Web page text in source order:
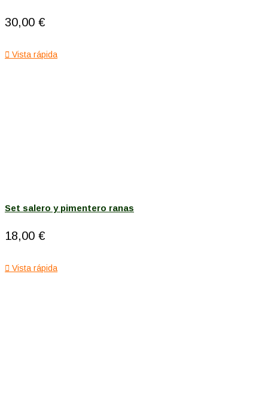
30,00 €
 Vista rápida
Set salero y pimentero ranas
18,00 €
 Vista rápida